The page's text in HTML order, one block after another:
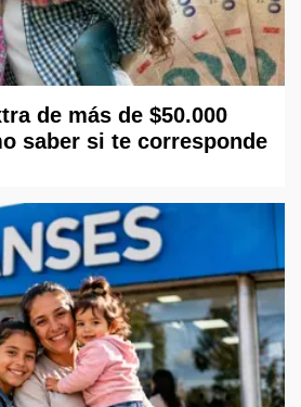
de más de $50.000
saber si te corresponde